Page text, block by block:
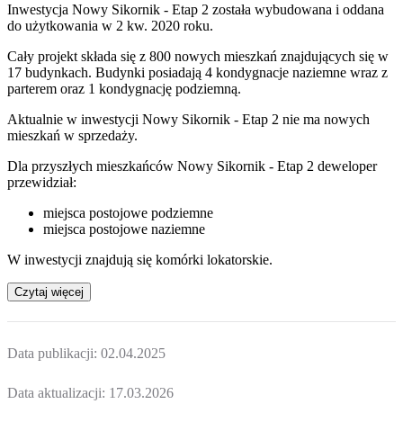
Inwestycja Nowy Sikornik - Etap 2 została wybudowana i oddana
do użytkowania w 2 kw. 2020 roku.
Cały projekt składa się z 800 nowych mieszkań znajdujących się w
17 budynkach. Budynki posiadają 4 kondygnacje naziemne wraz z
parterem oraz 1 kondygnację podziemną.
Aktualnie w inwestycji Nowy Sikornik - Etap 2 nie ma nowych
mieszkań w sprzedaży.
Dla przyszłych mieszkańców Nowy Sikornik - Etap 2 deweloper
przewidział:
miejsca postojowe podziemne
miejsca postojowe naziemne
W inwestycji znajdują się komórki lokatorskie.
Czytaj więcej
Data publikacji: 02.04.2025
Data aktualizacji: 17.03.2026